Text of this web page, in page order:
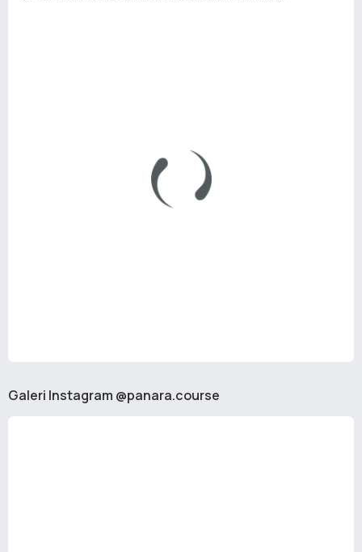
Galeri Instagram @panara.course